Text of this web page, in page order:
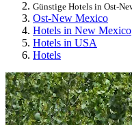
Günstige Hotels in Ost-
Ost-New Mexico
Hotels in New Mexico
Hotels in USA
Hotels